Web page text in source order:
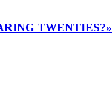
TWENTIES?»